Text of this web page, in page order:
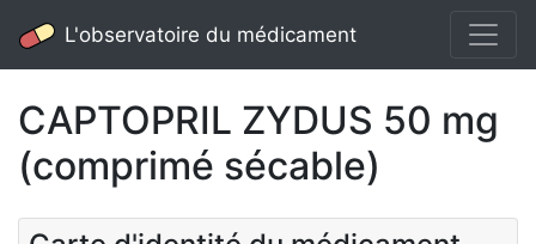
L'observatoire du médicament
CAPTOPRIL ZYDUS 50 mg
(comprimé sécable)